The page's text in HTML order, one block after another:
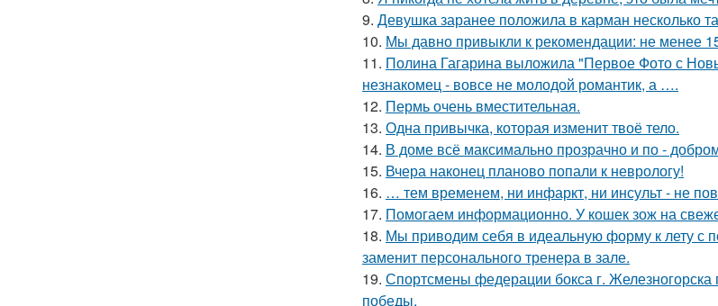
9. Девушка заранее положила в карман несколько
10. Мы давно привыкли к рекомендации: не менее
11. Полина Гагарина выложила "Первое Фото с
незнакомец - вовсе не молодой романтик, а ….
12. Пермь очень вместительная.
13. Одна привычка, которая изменит твоё тело.
14. В доме всё максимально прозрачно и по -
15. Вчера наконец планово попали к неврологу!
16. … тем временем, ни инфаркт, ни инсульт - не
17. Помогаем информационно. У кошек зож на
18. Мы приводим себя в идеальную форму к лету с
заменит персонального тренера в зале.
19. Спортсмены федерации бокса г. Железногорска
победы.